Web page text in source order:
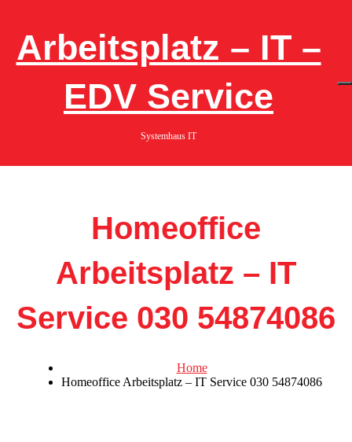
contentArbeitsplatz – IT –
EDV Service
Systemhaus IT
Homeoffice
Arbeitsplatz – IT
Service 030 54874086
Home
Homeoffice Arbeitsplatz – IT Service 030 54874086